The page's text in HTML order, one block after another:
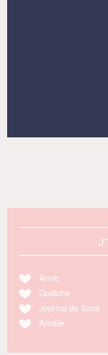
Anne
Godiche
Journal de Saxe
Amélie